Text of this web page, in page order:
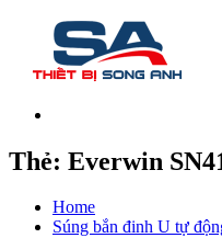
Thẻ: Everwin
Home
Súng bắn đinh U tự